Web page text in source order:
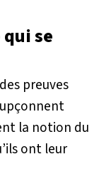
se
preuves
la notion du
ont leur